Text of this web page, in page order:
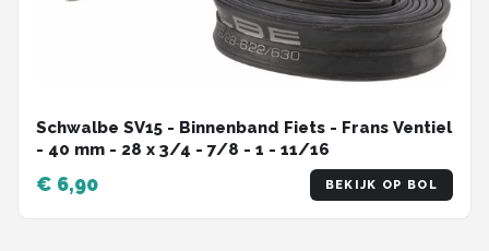
Schwalbe SV15 - Binnenband Fiets - Frans Ventiel
- 40 mm - 28 x 3/4 - 7/8 - 1 - 11/16
€ 6,90 BEKIJK OP BOL